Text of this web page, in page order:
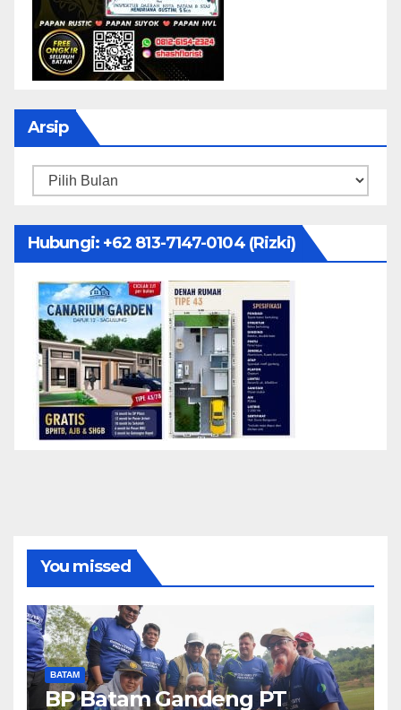
Arsip
Arsip
Hubungi: ‪+62 813-7147-0104‬ (Rizki)
You missed
BATAM
BP Batam Gandeng PT